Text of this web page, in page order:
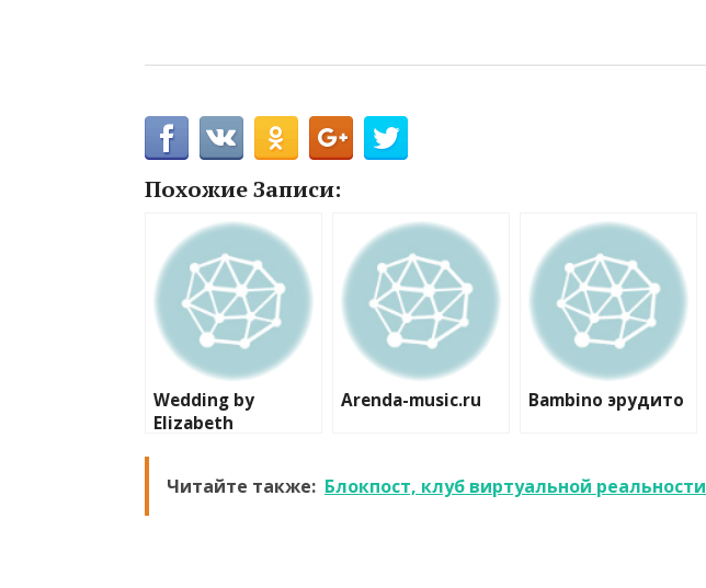
Похожие Записи:
Wedding by
Elizabeth
Arenda-music.ru Bambino эрудито
Читайте также: Блокпост, клуб виртуальной реальности